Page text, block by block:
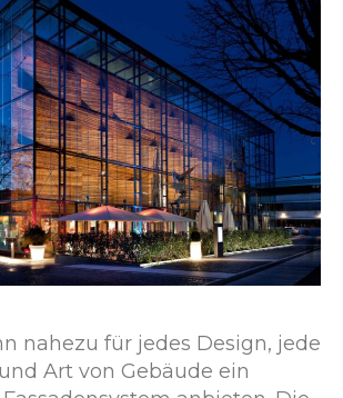
nahezu für jedes Design, jede
Art von Gebäude ein